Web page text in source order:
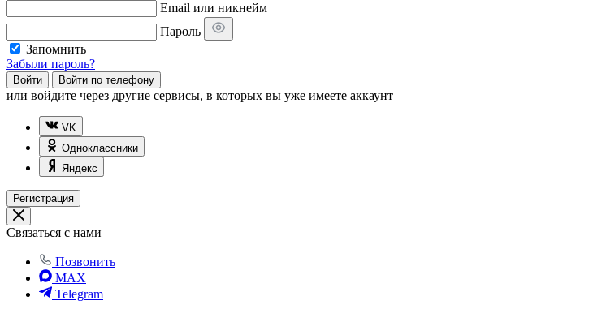
Email или никнейм
Пароль
Запомнить
Забыли пароль?
Войти Войти по телефону
или войдите через другие сервисы, в которых вы уже имеете аккаунт
VK
Одноклассники
Яндекс
Регистрация
Связаться с нами
Позвонить
MAX
Telegram